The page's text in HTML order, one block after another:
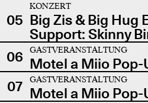
05
KONZERT
Big Zis & Big Hug
Support: Skinny
06
GASTVERANSTALTUNG
Motel a Miio Pop-
07
GASTVERANSTALTUNG
Motel a Miio Pop-